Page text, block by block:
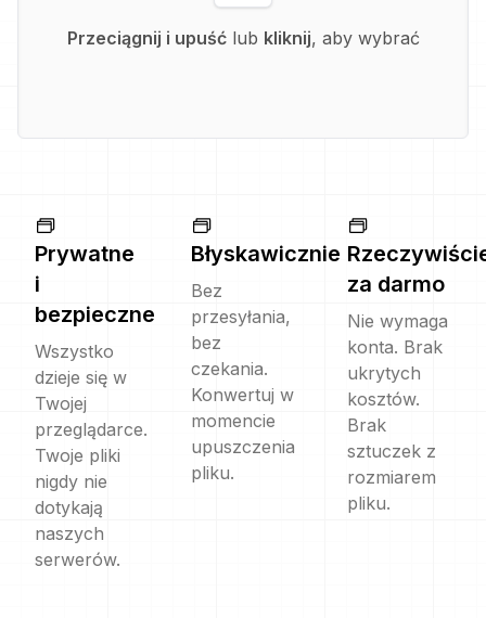
Przeciągnij i upuść lub kliknij, aby wybrać
Prywatne
i
bezpieczne
Wszystko
dzieje się w
Twojej
przeglądarce.
Twoje pliki
nigdy nie
dotykają
naszych
serwerów.
Błyskawicznie
Bez
przesyłania,
bez
czekania.
Konwertuj w
momencie
upuszczenia
pliku.
za darmo
Nie wymaga
konta. Brak
ukrytych
kosztów.
Brak
sztuczek z
rozmiarem
pliku.